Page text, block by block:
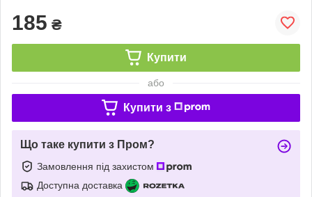
185 ₴
Купити
або
Купити з
Що таке купити з Пром?
Замовлення під захистом
Доступна доставка